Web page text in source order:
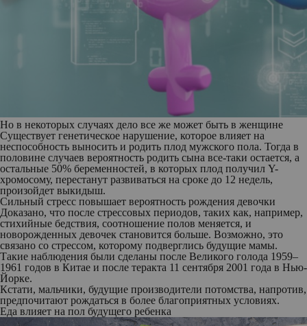
Но в некоторых случаях дело все же может быть в женщине
Существует генетическое нарушение, которое влияет на
неспособность выносить и родить плод мужского пола. Тогда в
половине случаев вероятность родить сына все-таки остается, а
остальные 50% беременностей, в которых плод получил Y-
хромосому, перестанут развиваться на сроке до 12 недель,
произойдет выкидыш.
Сильный стресс повышает вероятность рождения девочки
Доказано, что после стрессовых периодов, таких как, например,
стихийные бедствия, соотношение полов меняется, и
новорожденных девочек становится больше. Возможно, это
связано со стрессом, которому подверглись будущие мамы.
Такие наблюдения были сделаны после Великого голода 1959–
1961 годов в Китае и после теракта 11 сентября 2001 года в Нью-
Йорке.
Кстати, мальчики, будущие производители потомства, напротив,
предпочитают рождаться в более благоприятных условиях.
Еда влияет на пол будущего ребенка